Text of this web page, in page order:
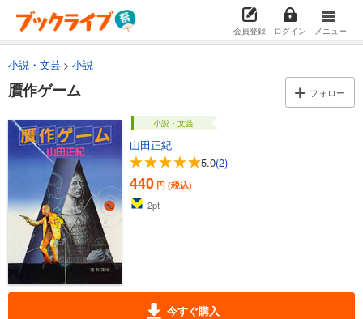
会員登録 ログイン メニュー
小説・文芸 小説
贋作ゲーム フォロー
小説・文芸
山田正紀
5.0(2)
440 円 (税込)
2pt
今すぐ購入